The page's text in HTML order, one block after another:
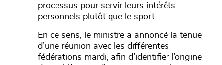
processus pour servir leurs intérêts
personnels plutôt que le sport.
En ce sens, le ministre a annoncé la tenue
d’une réunion avec les différentes
fédérations mardi, afin d’identifier l’origine